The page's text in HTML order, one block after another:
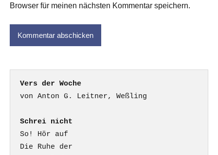
Browser für meinen nächsten Kommentar speichern.
Vers der Woche
Schrei nicht
So! Hör auf
Die Ruhe der